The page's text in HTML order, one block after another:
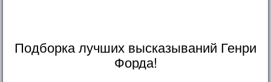
Подборка лучших высказываний Генри
Форда!